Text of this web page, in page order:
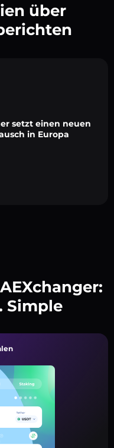
über
setzt einen neuen
in Europa
Simple